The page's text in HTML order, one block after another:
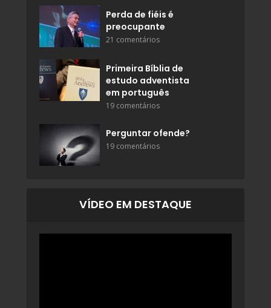
Perda de fiéis é
preocupante
21 comentários
Primeira Bíblia de
estudo adventista
em português
19 comentários
Perguntar ofende?
19 comentários
VÍDEO EM DESTAQUE